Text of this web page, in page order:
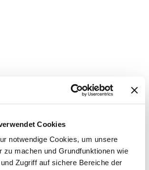
Cookies
notwendige Cookies, um unsere
zu machen und Grundfunktionen wie
Zugriff auf sichere Bereiche der